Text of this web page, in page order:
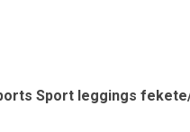
Sport leggings